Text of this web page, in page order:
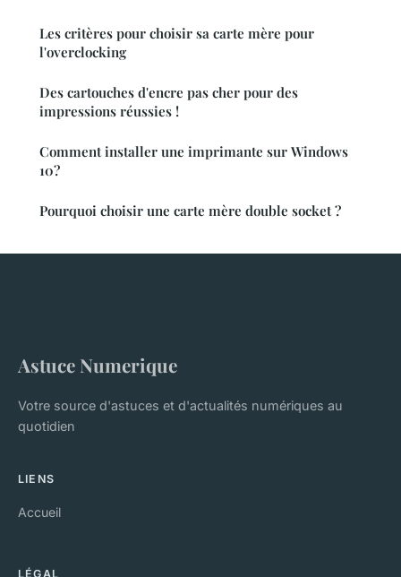
Les critères pour choisir sa carte mère pour
l'overclocking
Des cartouches d'encre pas cher pour des
impressions réussies !
Comment installer une imprimante sur Windows
10?
Pourquoi choisir une carte mère double socket ?
Astuce Numerique
Votre source d'astuces et d'actualités numériques au
quotidien
LIENS
Accueil
LÉGAL